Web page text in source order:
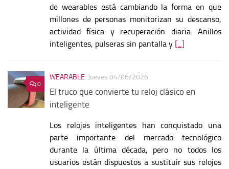
de wearables está cambiando la forma en que
millones de personas monitorizan su descanso,
actividad física y recuperación diaria. Anillos
inteligentes, pulseras sin pantalla y [...]
0
WEARABLE Jueves 04/06/2026
El truco que convierte tu reloj clásico en
inteligente
Los relojes inteligentes han conquistado una
parte importante del mercado tecnológico
durante la última década, pero no todos los
usuarios están dispuestos a sustituir sus relojes